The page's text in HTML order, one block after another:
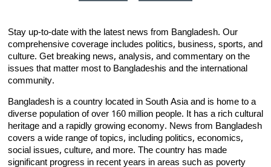
Stay up-to-date with the latest news from Bangladesh. Our
comprehensive coverage includes politics, business, sports, and
culture. Get breaking news, analysis, and commentary on the
issues that matter most to Bangladeshis and the international
community.
Bangladesh is a country located in South Asia and is home to a
diverse population of over 160 million people. It has a rich cultural
heritage and a rapidly growing economy. News from Bangladesh
covers a wide range of topics, including politics, economics,
social issues, culture, and more. The country has made
significant progress in recent years in areas such as poverty